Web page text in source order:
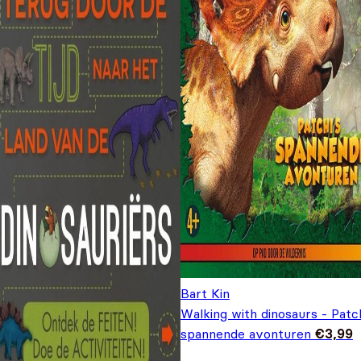
Bart Kin
Walking with dinosaurs -
spannende avonturen €3,99